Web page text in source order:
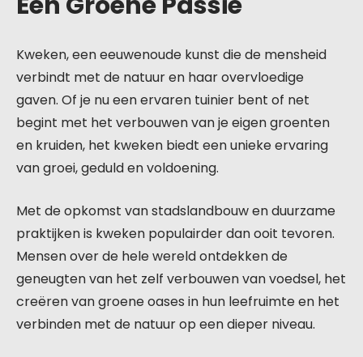
Kweken, een eeuwenoude kunst die de mensheid
verbindt met de natuur en haar overvloedige
gaven. Of je nu een ervaren tuinier bent of net
begint met het verbouwen van je eigen groenten
en kruiden, het kweken biedt een unieke ervaring
van groei, geduld en voldoening.
Met de opkomst van stadslandbouw en duurzame
praktijken is kweken populairder dan ooit tevoren.
Mensen over de hele wereld ontdekken de
geneugten van het zelf verbouwen van voedsel, het
creëren van groene oases in hun leefruimte en het
verbinden met de natuur op een dieper niveau.